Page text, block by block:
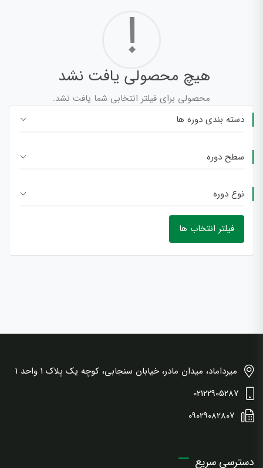
!
هیچ محصولی یافت نشد
محصولی برای فیلتر انتخابی شما یافت نشد.
دسته بندی دوره ها
سطح دوره
نوع دوره
فیلتر انتخاب ها
میرداماد، میدان مادر، خیابان سنجابی، کوچه یک پلاک 1 واحد 1
02122905287
۰۹۰۲۹۰۸۲۸۰۷
دسترسی سریع